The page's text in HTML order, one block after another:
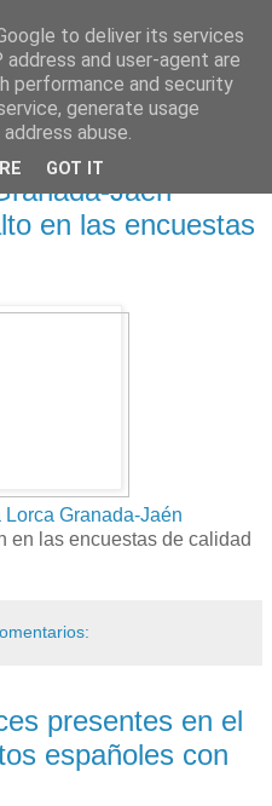
Jaén
en las encuestas
Granada-Jaén
en las encuestas de calidad
presentes en el
españoles con
to deliver its services
and user-agent are
performance and security
generate usage
abuse.
GOT IT